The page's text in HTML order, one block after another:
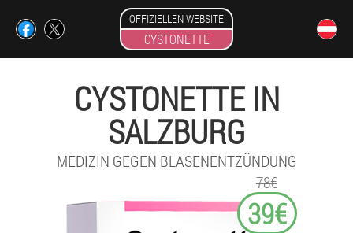
OFFIZIELLEN WEBSITE
CYSTONETTE
CYSTONETTE IN
SALZBURG
MEDIZIN GEGEN BLASENENTZÜNDUNG
78€
39€